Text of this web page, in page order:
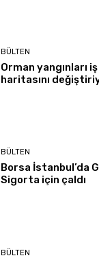
BÜLTEN
Orman yangınları
haritasını
BÜLTEN
Borsa İstanbul’da
Sigorta için çaldı
BÜLTEN